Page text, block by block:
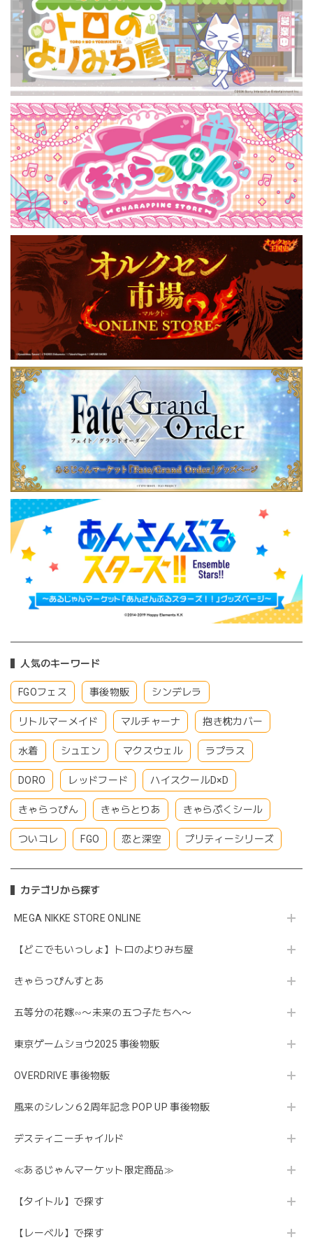
人気のキーワード
FGOフェス 事後物販 シンデレラ
リトルマーメイド マルチャーナ 抱き枕カバー
水着 シュエン マクスウェル ラプラス
DORO レッドフード ハイスクールD×D
きゃらっぴん きゃらとりあ きゃらぷくシール
ついコレ FGO 恋と深空 プリティーシリーズ
カテゴリから探す
MEGA NIKKE STORE ONLINE
【どこでもいっしょ】トロのよりみち屋
きゃらっぴんすとあ
五等分の花嫁∽〜未来の五つ子たちへ〜
東京ゲームショウ2025 事後物販
OVERDRIVE 事後物販
風来のシレン６2周年記念 POP UP 事後物販
デスティニーチャイルド
≪あるじゃんマーケット限定商品≫
【タイトル】で探す
【レーベル】で探す